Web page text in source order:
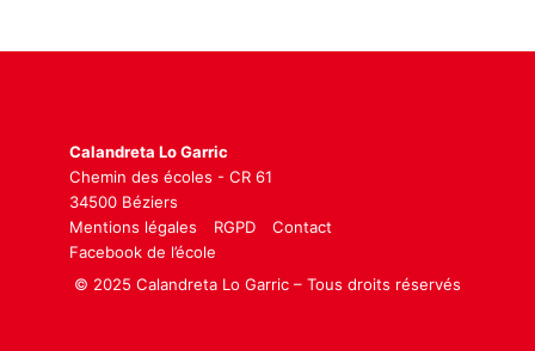
Calandreta Lo Garric
Chemin des écoles - CR 61
34500 Béziers
Mentions légales
RGPD
Contact
Facebook de l’école
© 2025 Calandreta Lo Garric – Tous droits réservés